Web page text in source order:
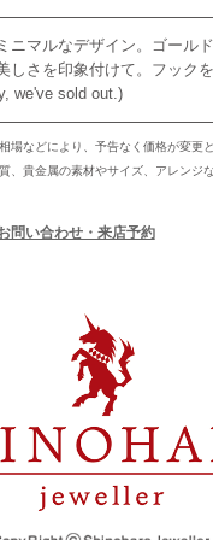
ニマルなデザイン。ゴール
しさを印象付けて。フック
we've sold out.)
場などにより、予告なく価格が変更
、貴金属の素材やサイズ、アレンジ
問い合わせ・来店予約